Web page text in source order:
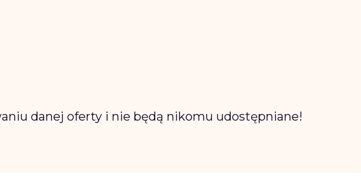
danej oferty i nie będą nikomu udostępniane!